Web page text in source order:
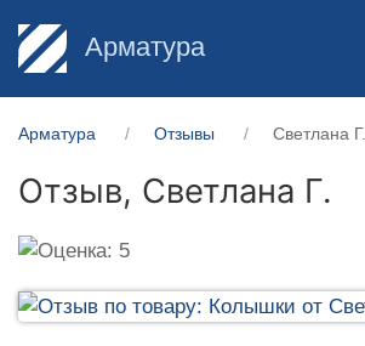
Арматура
Арматура Отзывы Светлана Г.
Отзыв, Светлана Г.